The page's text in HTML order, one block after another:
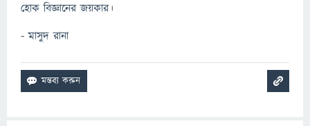
হোক বিজ্ঞানের জয়কার।
- মাসুদ রানা